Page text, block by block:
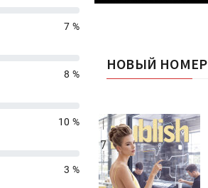
7 %
8 %
10 %
3 %
НОВЫЙ НОМЕР